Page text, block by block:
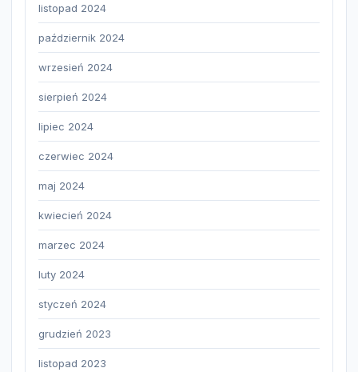
listopad 2024
październik 2024
wrzesień 2024
sierpień 2024
lipiec 2024
czerwiec 2024
maj 2024
kwiecień 2024
marzec 2024
luty 2024
styczeń 2024
grudzień 2023
listopad 2023